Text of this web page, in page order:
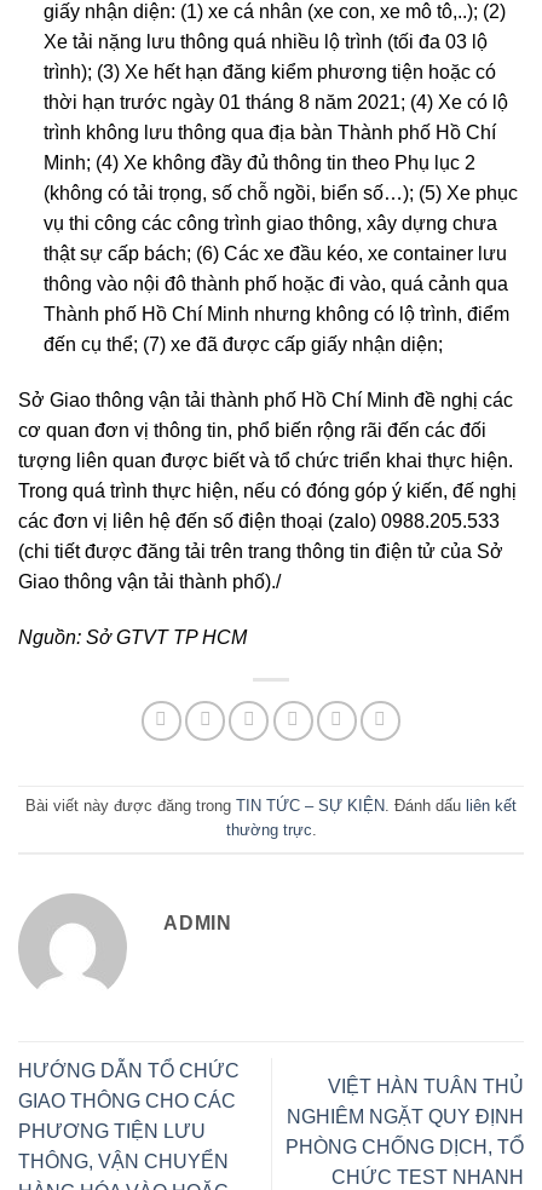
giấy nhận diện: (1) xe cá nhân (xe con, xe mô tô,..); (2)
Xe tải nặng lưu thông quá nhiều lộ trình (tối đa 03 lộ
trình); (3) Xe hết hạn đăng kiểm phương tiện hoặc có
thời hạn trước ngày 01 tháng 8 năm 2021; (4) Xe có lộ
trình không lưu thông qua địa bàn Thành phố Hồ Chí
Minh; (4) Xe không đầy đủ thông tin theo Phụ lục 2
(không có tải trọng, số chỗ ngồi, biển số…); (5) Xe phục
vụ thi công các công trình giao thông, xây dựng chưa
thật sự cấp bách; (6) Các xe đầu kéo, xe container lưu
thông vào nội đô thành phố hoặc đi vào, quá cảnh qua
Thành phố Hồ Chí Minh nhưng không có lộ trình, điểm
đến cụ thể; (7) xe đã được cấp giấy nhận diện;
Sở Giao thông vận tải thành phố Hồ Chí Minh đề nghị các
cơ quan đơn vị thông tin, phổ biến rộng rãi đến các đối
tượng liên quan được biết và tổ chức triển khai thực hiện.
Trong quá trình thực hiện, nếu có đóng góp ý kiến, đế nghị
các đơn vị liên hệ đến số điện thoại (zalo) 0988.205.533
(chi tiết được đăng tải trên trang thông tin điện tử của Sở
Giao thông vận tải thành phố)./
Nguồn: Sở GTVT TP HCM
Bài viết này được đăng trong TIN TỨC – SỰ KIỆN. Đánh dấu liên kết
thường trực.
ADMIN
HƯỚNG DẪN TỔ CHỨC
GIAO THÔNG CHO CÁC
PHƯƠNG TIỆN LƯU
THÔNG, VẬN CHUYỂN
VIỆT HÀN TUÂN THỦ
NGHIÊM NGẶT QUY ĐỊNH
PHÒNG CHỐNG DỊCH, TỔ
CHỨC TEST NHANH